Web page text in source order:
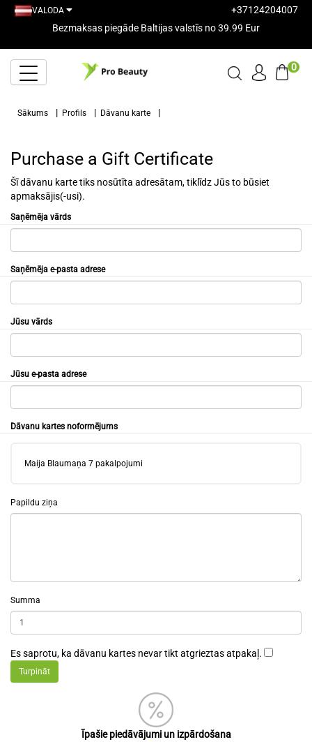
VALODA
+37124204007
Bezmaksas piegāde Baltijas valstīs no 39.99 Eur
0
Sākums Profils Dāvanu karte
Purchase a Gift Certificate
Šī dāvanu karte tiks nosūtīta adresātam, tiklīdz Jūs to būsiet
apmaksājis(-usi).
Saņēmēja vārds
Saņēmēja e-pasta adrese
Jūsu vārds
Jūsu e-pasta adrese
Dāvanu kartes noformējums
Maija Blaumaņa 7 pakalpojumi
Papildu ziņa
Summa
Es saprotu, ka dāvanu kartes nevar tikt atgrieztas atpakaļ.
Īpašie piedāvājumi un izpārdošana